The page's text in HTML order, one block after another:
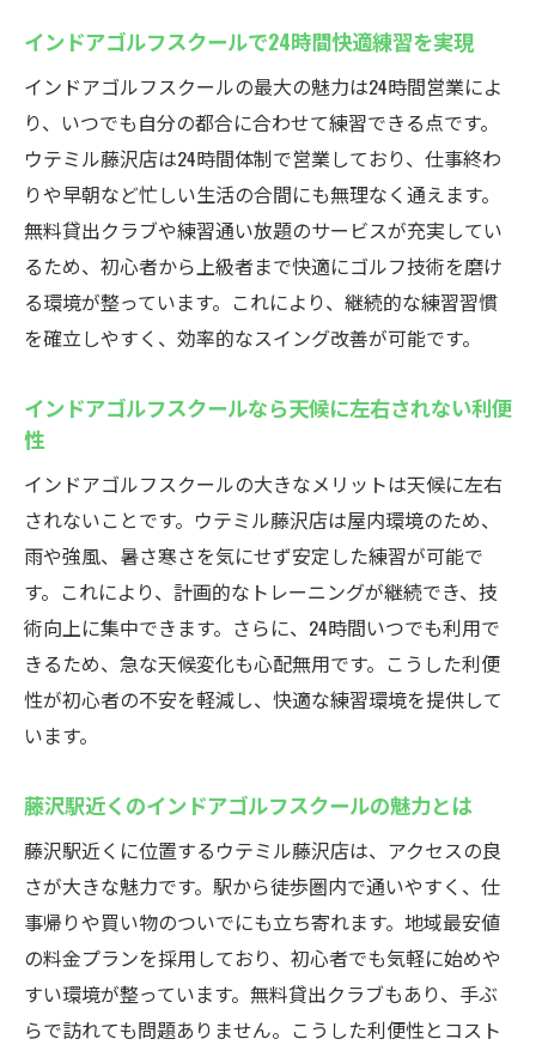
藤沢で人気のインドアゴルフスクールを選
ぶポイント
初心者歓迎！ウテミル藤沢店のゴルフスクール
インドアゴルフスクールが初心者にも選ば
れる理由
ウテミル藤沢店で初めてのゴルフを安心ス
タート
初心者が通いやすいインドアゴルフスクー
無料貸出クラブで気軽にインドアゴルフデ
インドアゴルフスクールで基礎技術をしっ
かり習得
藤沢のインドアゴルフスクールでレッスン
を体験
地域最安値！ウテミル藤沢店の魅力とは
インドアゴルフスクールのコスパ最強プラ
ンを解説
と身近に
し放題
ウテミル藤沢店のインドアゴルフスクール
料金の魅力
安く長く通えるインドアゴルフスクールの
選び方
インドアゴルフスクールで24時間快適練習を実現
インドアゴルフスクールの最大の魅力は24時間営業によ
り、いつでも自分の都合に合わせて練習できる点です。
ウテミル藤沢店は24時間体制で営業しており、仕事終わ
りや早朝など忙しい生活の合間にも無理なく通えます。
無料貸出クラブや練習通い放題のサービスが充実してい
るため、初心者から上級者まで快適にゴルフ技術を磨け
る環境が整っています。これにより、継続的な練習習慣
を確立しやすく、効率的なスイング改善が可能です。
インドアゴルフスクールなら天候に左右されない利便
性
インドアゴルフスクールの大きなメリットは天候に左右
されないことです。ウテミル藤沢店は屋内環境のため、
雨や強風、暑さ寒さを気にせず安定した練習が可能で
す。これにより、計画的なトレーニングが継続でき、技
術向上に集中できます。さらに、24時間いつでも利用で
きるため、急な天候変化も心配無用です。こうした利便
性が初心者の不安を軽減し、快適な練習環境を提供して
います。
藤沢駅近くのインドアゴルフスクールの魅力とは
藤沢駅近くに位置するウテミル藤沢店は、アクセスの良
さが大きな魅力です。駅から徒歩圏内で通いやすく、仕
事帰りや買い物のついでにも立ち寄れます。地域最安値
の料金プランを採用しており、初心者でも気軽に始めや
すい環境が整っています。無料貸出クラブもあり、手ぶ
らで訪れても問題ありません。こうした利便性とコスト